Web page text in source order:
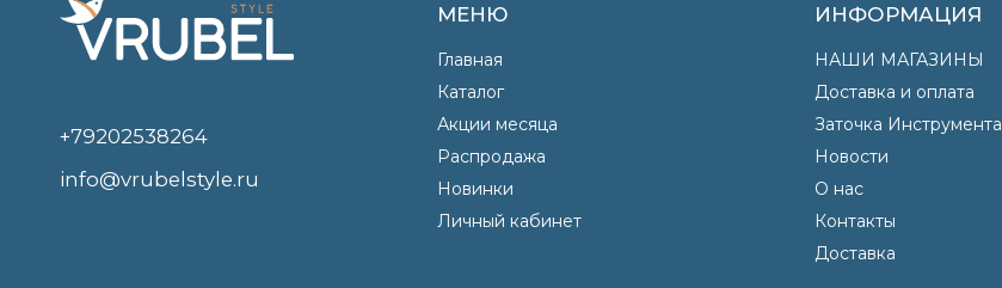
+79202538264
info@vrubelstyle.ru
МЕНЮ
Главная
Каталог
Акции месяца
Распродажа
Новинки
Личный кабинет
ИНФОРМАЦИЯ
НАШИ МАГАЗИНЫ
Доставка и оплата
Заточка Инструмента
Новости
О нас
Контакты
Доставка